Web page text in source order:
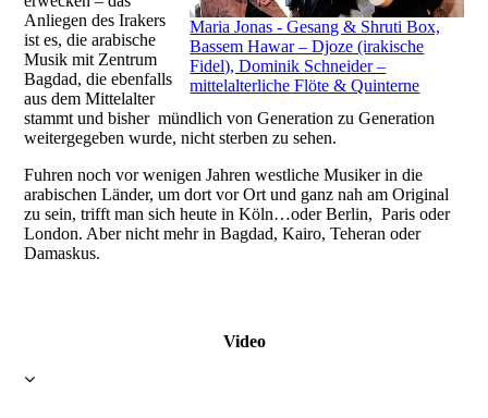
Maria Jonas - Gesang & Shruti Box,
Bassem Hawar – Djoze (irakische
Fidel), Dominik Schneider –
mittelalterliche Flöte & Quinterne
Anliegen des Irakers
ist es, die arabische
Musik mit Zentrum
Bagdad, die ebenfalls
aus dem Mittelalter
stammt und bisher mündlich von Generation zu Generation
weitergegeben wurde, nicht sterben zu sehen.
Fuhren noch vor wenigen Jahren westliche Musiker in die
arabischen Länder, um dort vor Ort und ganz nah am Original
zu sein, trifft man sich heute in Köln…oder Berlin, Paris oder
London. Aber nicht mehr in Bagdad, Kairo, Teheran oder
Damaskus.
Video